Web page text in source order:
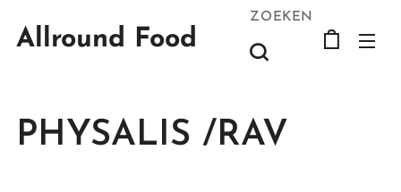
Allround Food
ZOEKEN
PHYSALIS /RAV